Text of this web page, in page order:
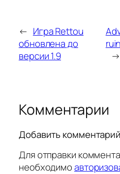
← Игра Rettou
обновлена до
версии 1.9
→
Комментарии
Добавить комментарий
Для отправки
необходимо